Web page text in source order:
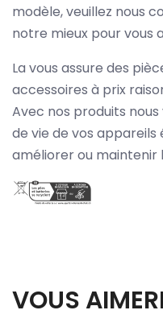
modèle, veuillez nous
notre mieux pour vous
La vous assure des
accessoires à prix
Avec nos produits
de vie de vos
améliorer ou
VOUS